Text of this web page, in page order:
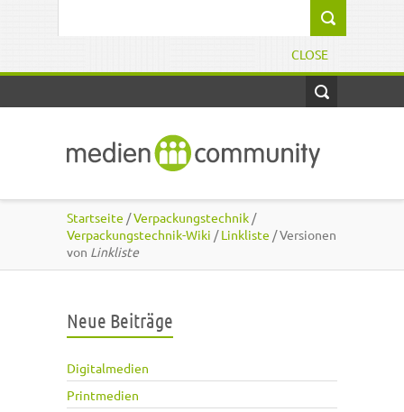
CLOSE
Startseite /Verpackungstechnik /
Verpackungstechnik-Wiki /Linkliste / Versionen
von Linkliste
Neue Beiträge
Digitalmedien
Printmedien